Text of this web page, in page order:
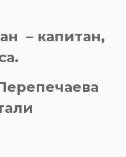
– капитан,